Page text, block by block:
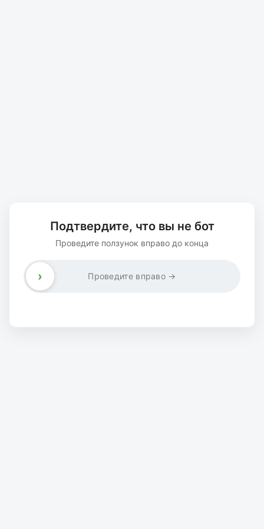
Подтвердите, что вы не бот
Проведите ползунок вправо до конца
Проведите вправо →
›